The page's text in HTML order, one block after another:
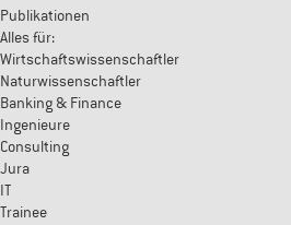
Publikationen
Alles für:
Wirtschaftswissenschaftler
Naturwissenschaftler
Banking & Finance
Ingenieure
Consulting
Jura
IT
Trainee